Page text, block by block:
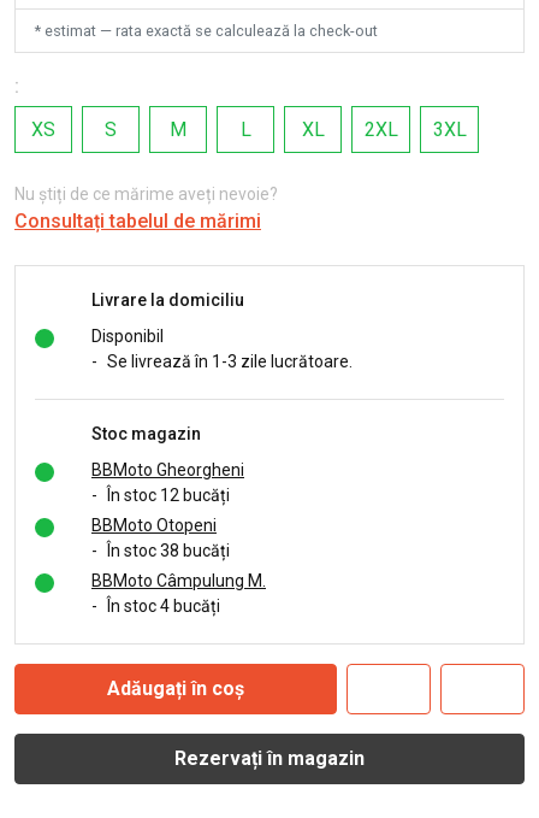
* estimat — rata exactă se calculează la check-out
:
XS
S M L XL 2XL 3XL
Nu știți de ce mărime aveți nevoie?
Consultați tabelul de mărimi
Livrare la domiciliu
Disponibil
- Se livrează în 1-3 zile lucrătoare.
Stoc magazin
BBMoto Gheorgheni
-
În stoc 12 bucăți
BBMoto Otopeni
-
În stoc 38 bucăți
BBMoto Câmpulung M.
-
În stoc 4 bucăți
Adăugați în coș
Rezervați în magazin